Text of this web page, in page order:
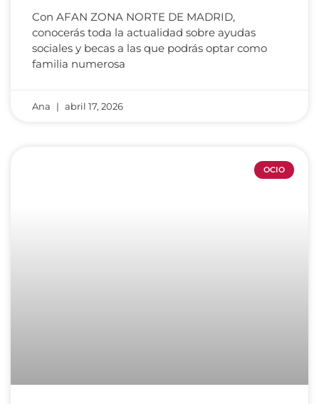
Con AFAN ZONA NORTE DE MADRID,
conocerás toda la actualidad sobre ayudas
sociales y becas a las que podrás optar como
familia numerosa
Ana abril 17, 2026
OCIO